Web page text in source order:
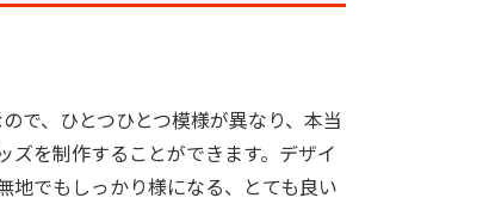
で、ひとつひとつ模様が異なり、本当
ズを制作することができます。デザイ
地でもしっかり様になる、とても良い